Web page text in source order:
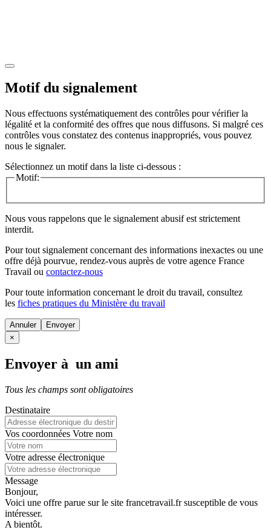
Motif du signalement
Nous effectuons systématiquement des contrôles pour vérifier la
légalité et la conformité des offres que nous diffusons. Si malgré ces
contrôles vous constatez des contenus inappropriés, vous pouvez
nous le signaler.
Sélectionnez un motif dans la liste ci-dessous :
Motif:
Nous vous rappelons que le signalement abusif est strictement
interdit.
Pour tout signalement concernant des informations inexactes ou une
offre déjà pourvue, rendez-vous auprès de votre agence France
Travail ou contactez-nous
Pour toute information concernant le droit du travail, consultez
les fiches pratiques du Ministère du travail
Annuler
×
Envoyer à un ami
Tous les champs sont obligatoires
Destinataire
Vos coordonnées Votre nom
Votre adresse électronique
Message
Bonjour,
Voici une offre parue sur le site francetravail.fr susceptible de vous
intéresser.
A bientôt.